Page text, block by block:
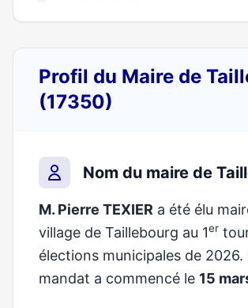
Profil du Maire de
(17350)
Nom du maire de
M. Pierre TEXIER a été élu
village de Taillebourg au 1er
élections municipales de 2026.
mandat a commencé le 15